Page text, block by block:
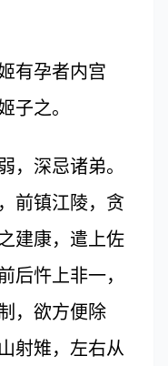
有孕者内宫
子之。
深忌诸弟。
前镇江陵，贪
建康，遣上佐
后忤上非一，
，欲方便除
射雉，左右从